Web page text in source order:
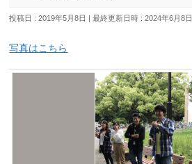
投稿日 : 2019年5月8日 最終更新日時 : 2024年6月8日
写真はこちら